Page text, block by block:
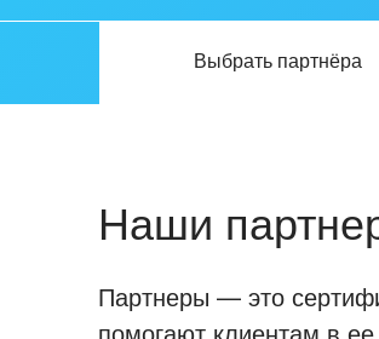
Выбрать партнёра
Наши
Партнеры — это